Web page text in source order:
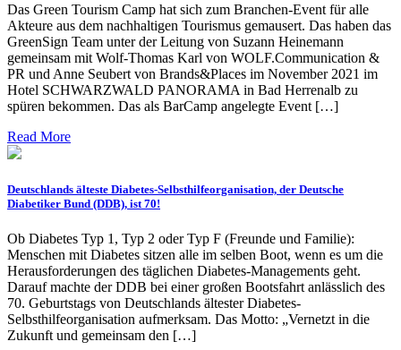
Das Green Tourism Camp hat sich zum Branchen-Event für alle
Akteure aus dem nachhaltigen Tourismus gemausert. Das haben das
GreenSign Team unter der Leitung von Suzann Heinemann
gemeinsam mit Wolf-Thomas Karl von WOLF.Communication &
PR und Anne Seubert von Brands&Places im November 2021 im
Hotel SCHWARZWALD PANORAMA in Bad Herrenalb zu
spüren bekommen. Das als BarCamp angelegte Event […]
Read More
Deutschlands älteste Diabetes-Selbsthilfeorganisation, der Deutsche
Diabetiker Bund (DDB), ist 70!
Ob Diabetes Typ 1, Typ 2 oder Typ F (Freunde und Familie):
Menschen mit Diabetes sitzen alle im selben Boot, wenn es um die
Herausforderungen des täglichen Diabetes-Managements geht.
Darauf machte der DDB bei einer großen Bootsfahrt anlässlich des
70. Geburtstags von Deutschlands ältester Diabetes-
Selbsthilfeorganisation aufmerksam. Das Motto: „Vernetzt in die
Zukunft und gemeinsam den […]